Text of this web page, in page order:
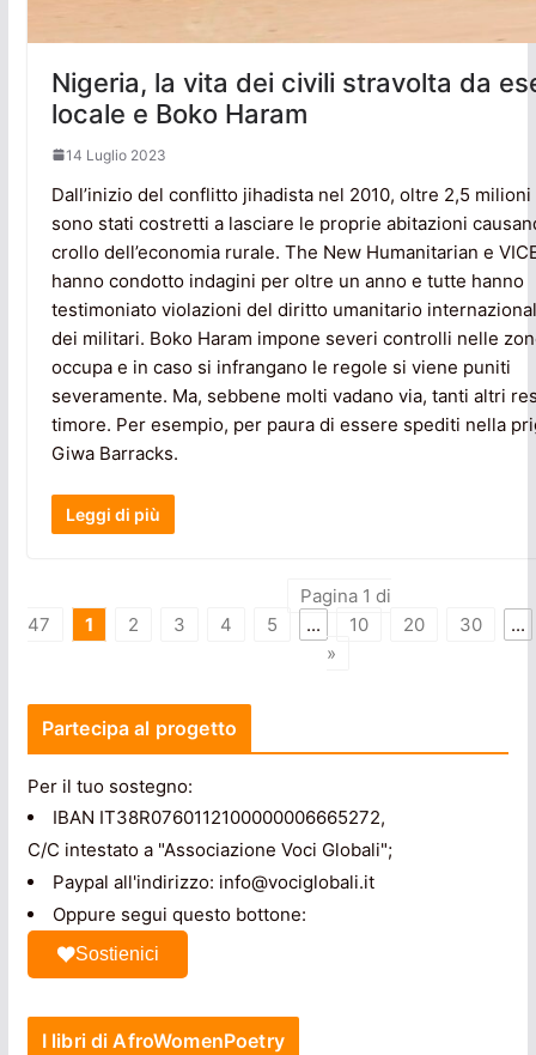
Nigeria, la vita dei civili stravolta da
locale e Boko Haram
14 Luglio 2023
Dall’inizio del conflitto jihadista nel 2010, oltre 2,5
sono stati costretti a lasciare le proprie abitazioni
crollo dell’economia rurale. The New Humanitarian e
hanno condotto indagini per oltre un anno e tutte hanno
testimoniato violazioni del diritto umanitario
dei militari. Boko Haram impone severi controlli nelle
occupa e in caso si infrangano le regole si viene puniti
severamente. Ma, sebbene molti vadano via, tanti altri
timore. Per esempio, per paura di essere spediti nella
Giwa Barracks.
Leggi di più
Pagina 1 di
47
1 2 3 4 5 ... 10 20 30
...
»
Partecipa al progetto
Per il tuo sostegno:
IBAN IT38R0760112100000006665272,
C/C intestato a "Associazione Voci Globali";
Paypal all'indirizzo: info@vociglobali.it
Oppure segui questo bottone:
Sostienici
I libri di AfroWomenPoetry